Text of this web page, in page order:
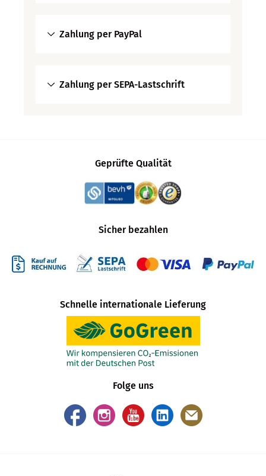
Zahlung per PayPal
Zahlung per SEPA-Lastschrift
Geprüfte Qualität
Sicher bezahlen
Schnelle internationale Lieferung
Folge uns